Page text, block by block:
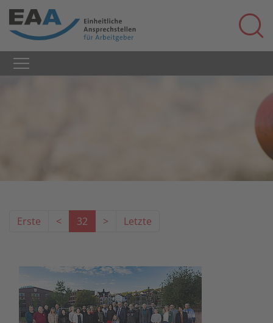
Erste < 32 > Letzte